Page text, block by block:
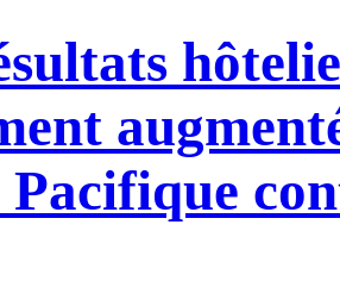
Pacifique